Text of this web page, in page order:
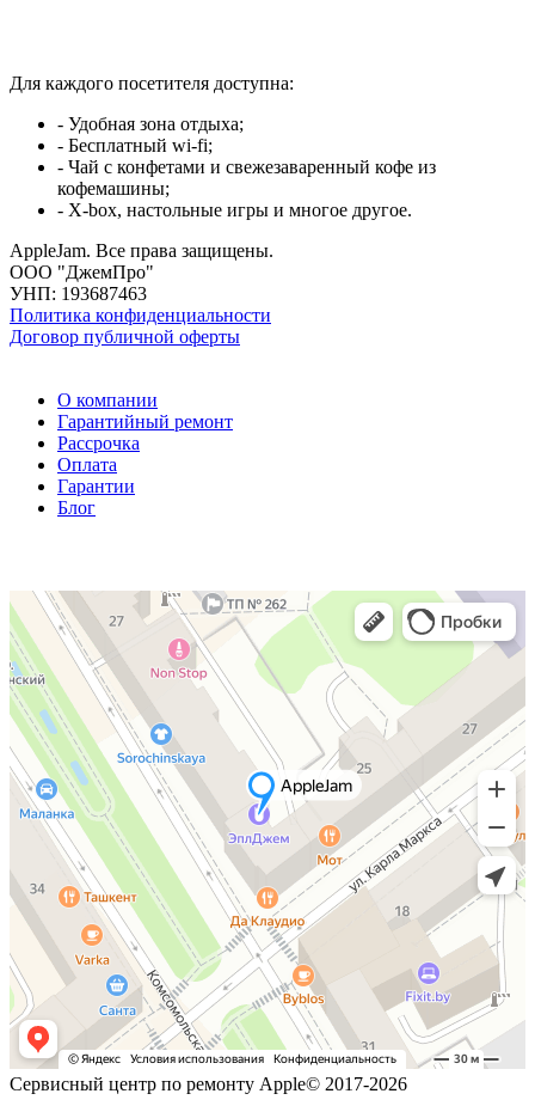
Для каждого посетителя доступна:
- Удобная зона отдыха;
- Бесплатный wi-fi;
- Чай с конфетами и свежезаваренный кофе из
кофемашины;
- X-box, настольные игры и многое другое.
AppleJam. Все права защищены.
ООО "ДжемПро"
УНП: 193687463
Политика конфиденциальности
Договор публичной оферты
О компании
Гарантийный ремонт
Рассрочка
Оплата
Гарантии
Блог
Сервисный центр по ремонту Apple© 2017-2026